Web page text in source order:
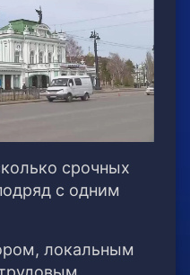
срочных
с одним
локальным